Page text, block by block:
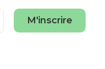
M'inscrire